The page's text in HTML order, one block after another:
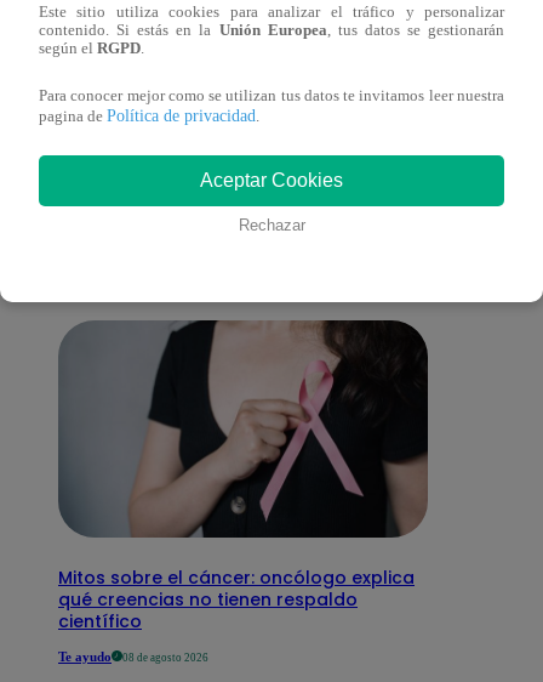
También te puede
interesar
Mitos sobre el cáncer: oncólogo explica
qué creencias no tienen respaldo
científico
Te ayudo 08 de agosto 2026
Este sitio utiliza cookies para analizar el tráfico y personalizar
contenido. Si estás en la Unión Europea , tus datos se gestionarán
según el RGPD
Para conocer mejor como se utilizan tus datos te invitamos leer nuestra
pagina de Política de privacidad
Aceptar Cookies
Rechazar